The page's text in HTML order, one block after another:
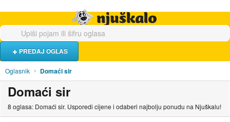
PREDAJ OGLAS
Oglasnik Domaći sir
Domaći sir
8 oglasa: Domaći sir. Usporedi cijene i odaberi najbolju ponudu na Njuškalu!